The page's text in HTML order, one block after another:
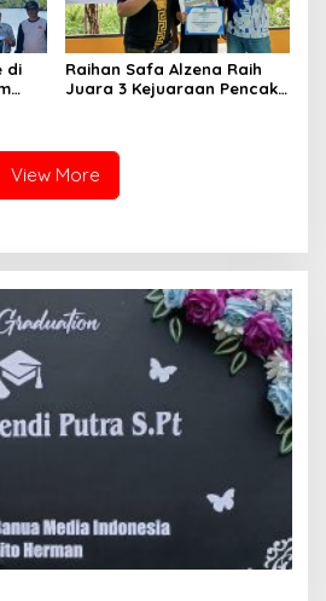
di
Raihan Safa Alzena Raih
Juara 3 Kejuaraan Pencak
View More